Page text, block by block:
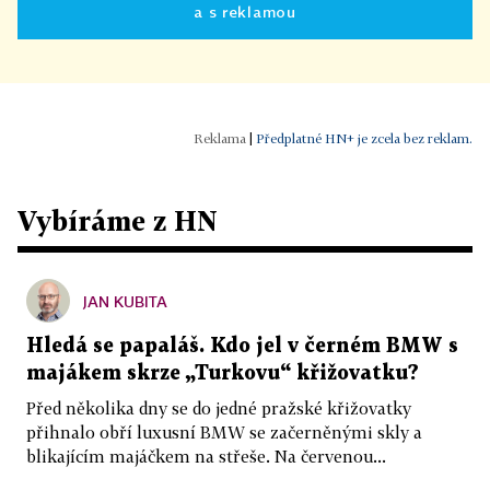
a s reklamou
Předplatné HN+ je zcela bez reklam.
Vybíráme z HN
JAN KUBITA
Hledá se papaláš. Kdo jel v černém BMW s
majákem skrze „Turkovu“ křižovatku?
Před několika dny se do jedné pražské křižovatky
přihnalo obří luxusní BMW se začerněnými skly a
blikajícím majáčkem na střeše. Na červenou...